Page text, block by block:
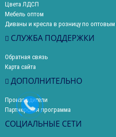
Цвета ЛДСП
Мебель оптом
Диваны и кресла в розницу по оптовым
СЛУЖБА ПОДДЕРЖКИ
Обратная связь
Карта сайта
ДОПОЛНИТЕЛЬНО
Производители
Партнерская программа
СОЦИАЛЬНЫЕ СЕТИ